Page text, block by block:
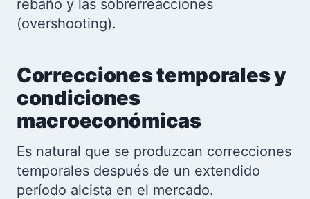
rebaño y las sobrerreacciones
(overshooting).
Correcciones temporales y
condiciones
macroeconómicas
Es natural que se produzcan correcciones
temporales después de un extendido
período alcista en el mercado.